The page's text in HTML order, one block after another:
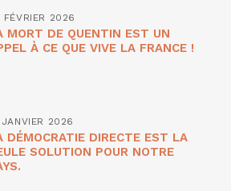
FÉVRIER 2026
MORT DE QUENTIN EST UN
À CE QUE VIVE LA FRANCE !
JANVIER 2026
DÉMOCRATIE DIRECTE EST LA
SOLUTION POUR NOTRE